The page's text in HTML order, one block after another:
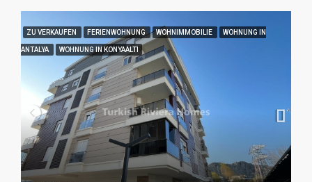
ZU VERKAUFEN FERIENWOHNUNG WOHNIMMOBILIE WOHNUNG IN
ANTALYA WOHNUNG IN KONYAALTI